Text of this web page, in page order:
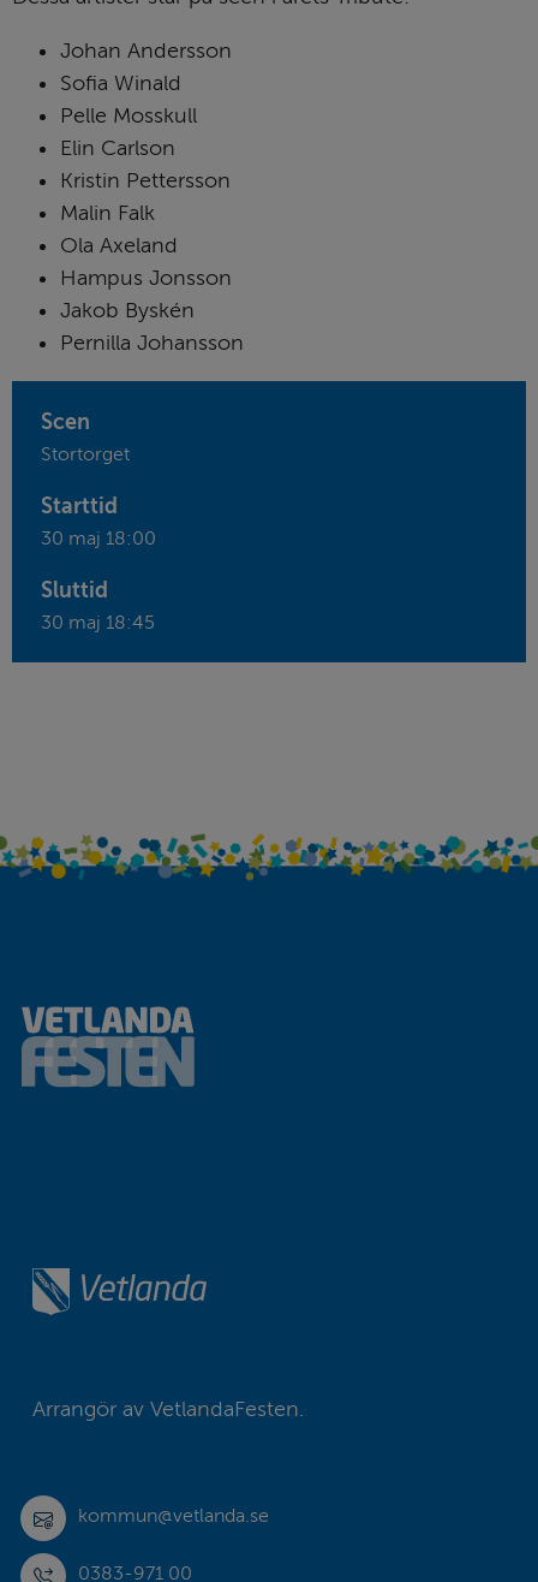
Johan Andersson
Sofia Winald
Pelle Mosskull
Elin Carlson
Kristin Pettersson
Malin Falk
Ola Axeland
Hampus Jonsson
Jakob Byskén
Pernilla Johansson
Scen
Stortorget
Starttid
30 maj 18:00
Sluttid
30 maj 18:45
Arrangör av VetlandaFesten.
kommun@vetlanda.se
0383-971 00